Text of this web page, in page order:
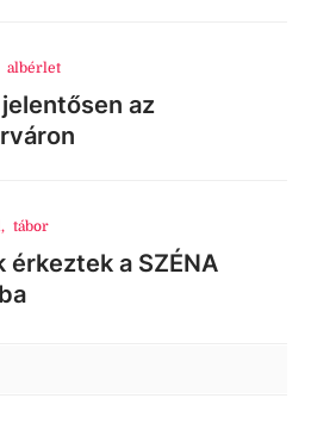
albérlet
az
, tábor
a SZÉNA